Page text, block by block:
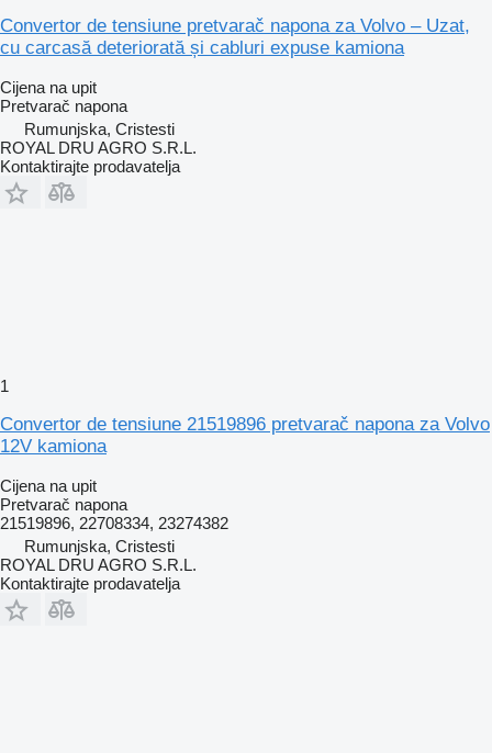
Convertor de tensiune pretvarač napona za Volvo – Uzat,
cu carcasă deteriorată și cabluri expuse kamiona
Cijena na upit
Pretvarač napona
Rumunjska, Cristesti
ROYAL DRU AGRO S.R.L.
Kontaktirajte prodavatelja
1
Convertor de tensiune 21519896 pretvarač napona za Volvo
12V kamiona
Cijena na upit
Pretvarač napona
21519896, 22708334, 23274382
Rumunjska, Cristesti
ROYAL DRU AGRO S.R.L.
Kontaktirajte prodavatelja